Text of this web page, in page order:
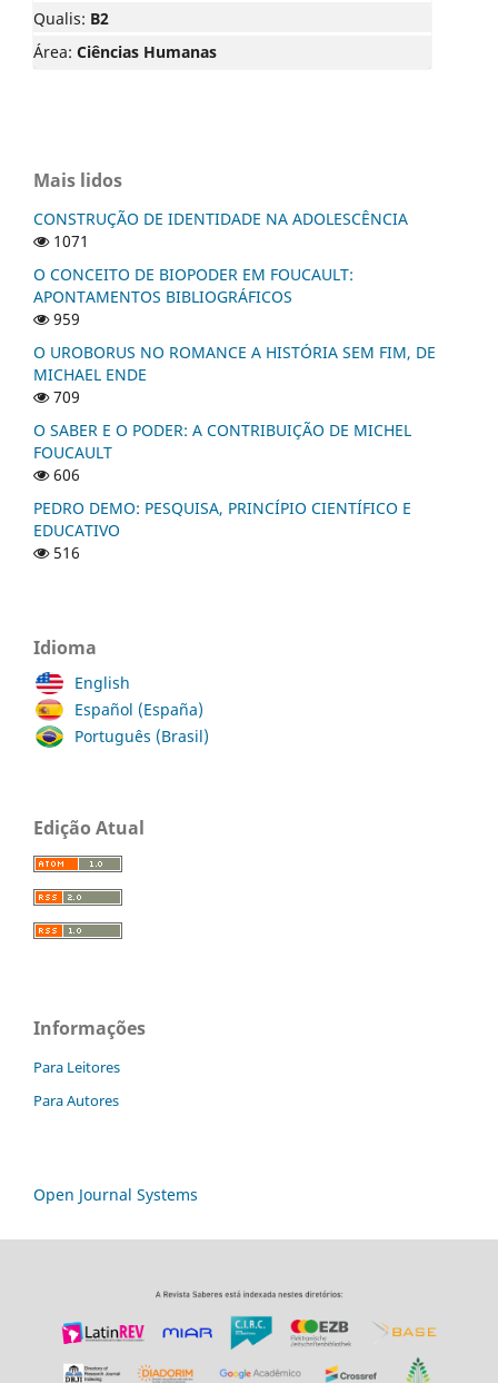
Qualis: B2
Área: Ciências Humanas
Mais lidos
CONSTRUÇÃO DE IDENTIDADE NA ADOLESCÊNCIA
1071
O CONCEITO DE BIOPODER EM FOUCAULT:
APONTAMENTOS BIBLIOGRÁFICOS
959
O UROBORUS NO ROMANCE A HISTÓRIA SEM FIM, DE
MICHAEL ENDE
709
O SABER E O PODER: A CONTRIBUIÇÃO DE MICHEL
FOUCAULT
606
PEDRO DEMO: PESQUISA, PRINCÍPIO CIENTÍFICO E
EDUCATIVO
516
Idioma
English
Español (España)
Português (Brasil)
Edição Atual
Informações
Para Leitores
Para Autores
Open Journal Systems